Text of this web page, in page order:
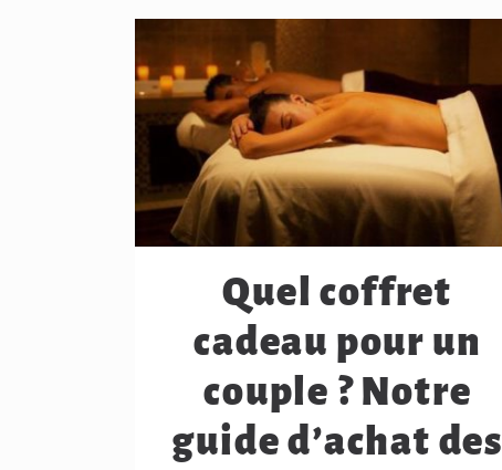
Quel coffret
cadeau pour un
couple ? Notre
guide d’achat des